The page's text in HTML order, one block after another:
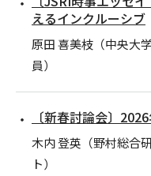
えるインクルーシブ
原田 喜美枝（中央大
員）
〔新春討論会〕
木内 登英（野村総合
ト）